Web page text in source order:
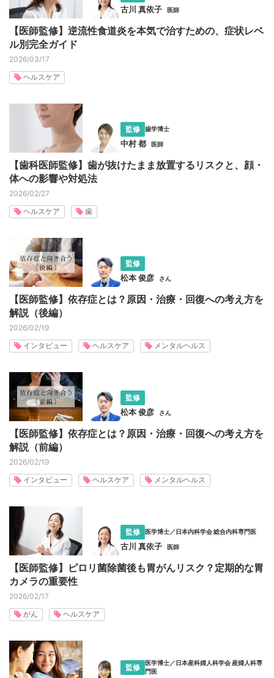
【医師監修】逆流性食道炎を本気で治すための、症状レベ
ル別完全ガイド
古川 真依子 医師
2026/03/17
ヘルスケア
【歯科医師監修】歯が抜けたまま放置するリスクと、顔・
体への影響や対処法
監修 歯学博士
中村 都 医師
2026/02/27
ヘルスケア
歯
【医師監修】依存症とは？原因・治療・回復への考え方を
解説（後編）
監修
松本 俊彦 さん
2026/02/19
インタビュー
ヘルスケア メンタルヘルス
【医師監修】依存症とは？原因・治療・回復への考え方を
解説（前編）
監修
松本 俊彦 さん
2026/02/19
インタビュー
ヘルスケア メンタルヘルス
【医師監修】ピロリ菌除菌後も胃がんリスク？定期的な胃
カメラの重要性
監修 医学博士／日本内科学会 総合内科専門医
古川 真依子 医師
2026/02/17
がん
ヘルスケア
監修
医学博士／日本産科婦人科学会 産婦人科専
門医